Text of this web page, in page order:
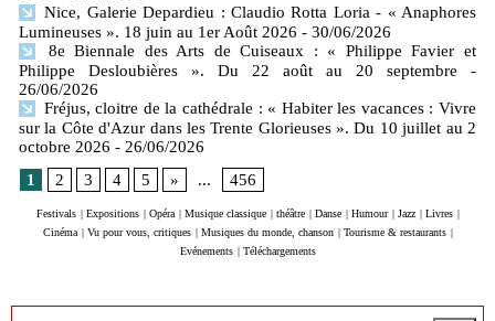
Nice, Galerie Depardieu : Claudio Rotta Loria - « Anaphores
Lumineuses ». 18 juin au 1er Août 2026 - 30/06/2026
8e Biennale des Arts de Cuiseaux : « Philippe Favier et
Philippe Desloubières ». Du 22 août au 20 septembre
-
26/06/2026
Fréjus, cloitre de la cathédrale : « Habiter les vacances : Vivre
sur la Côte d'Azur dans les Trente Glorieuses ». Du 10 juillet au 2
octobre 2026 - 26/06/2026
1
2 3 4 5 » ... 456
Festivals Expositions Opéra Musique classique théâtre Danse Humour Jazz Livres
Cinéma
Vu pour vous, critiques Musiques du monde, chanson Tourisme & restaurants
Evénements
Téléchargements